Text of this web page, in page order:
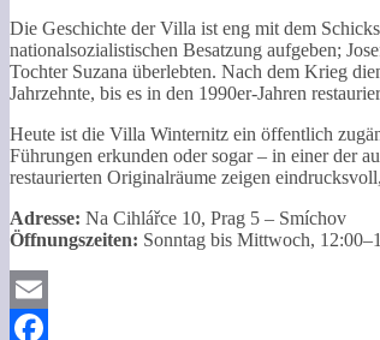
Die Geschichte der Villa ist eng mit dem
nationalsozialistischen Besatzung aufgeben;
Tochter Suzana überlebten. Nach dem Krieg
Jahrzehnte, bis es in den 1990er-Jahren
Heute ist die Villa Winternitz ein öffentlich
Führungen erkunden oder sogar – in einer der
restaurierten Originalräume zeigen
Adresse: Na Cihlářce 10, Prag 5 – Smíchov
Öffnungszeiten: Sonntag bis Mittwoch,
Email